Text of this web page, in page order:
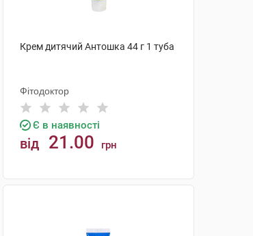
Крем дитячий Антошка 44 г 1 туба
Фітодоктор
Є в наявності
від 21.00 грн